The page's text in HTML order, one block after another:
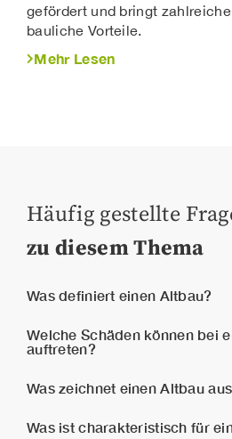
gefördert und bringt
bauliche Vorteile.
Mehr Lesen
Häufig gestellte
zu diesem Thema
Was definiert einen Altbau?
Als Altbau gilt ein Wohnhaus
Jahrealt ist und dessen
Bausubstanz hat eine
Anforderungen an Komfort
Welche Schäden können bei
auftreten?
Bei einem Altbau können
oder einundichtes Dach
Was zeichnet einen Altbau
Einige Merkmale die einen
Was ist charakteristisch für